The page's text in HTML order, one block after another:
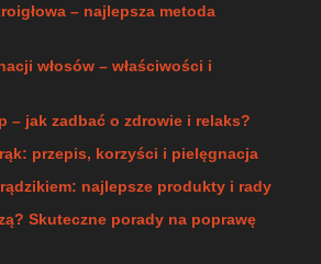
– najlepsza metoda
włosów – właściwości i
– jak zadbać o zdrowie i relaks?
przepis, korzyści i pielęgnacja
najlepsze produkty i rady
Skuteczne porady na poprawę